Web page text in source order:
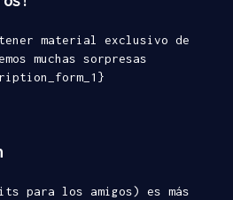
material exclusivo de
muchas sorpresas
para los amigos) es más